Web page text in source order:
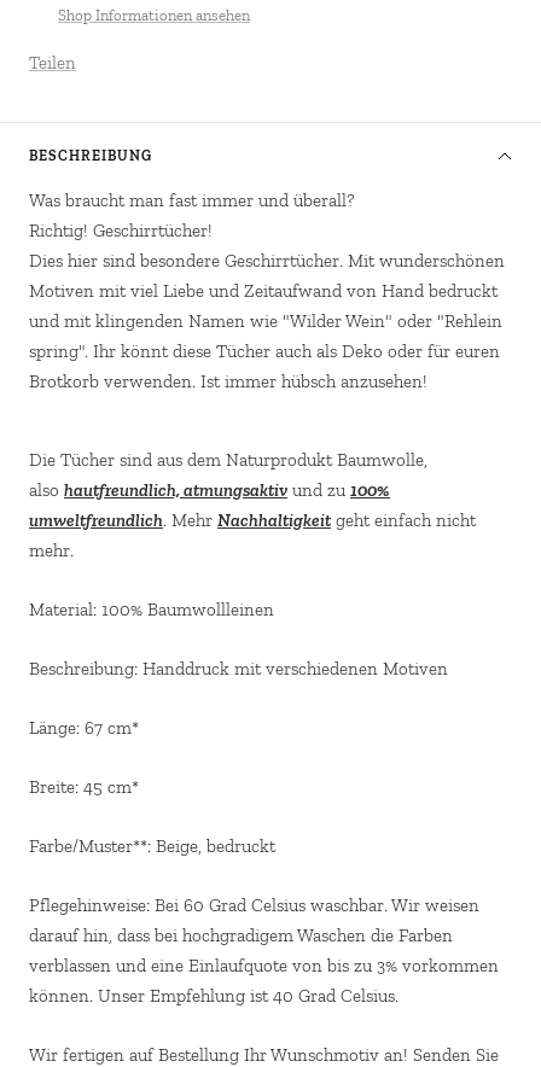
Shop Informationen ansehen
Teilen
BESCHREIBUNG
Was braucht man fast immer und überall?
Richtig! Geschirrtücher!
Dies hier sind besondere Geschirrtücher. Mit wunderschönen
Motiven mit viel Liebe und Zeitaufwand von Hand bedruckt
und mit klingenden Namen wie "Wilder Wein" oder "Rehlein
spring". Ihr könnt diese Tücher auch als Deko oder für euren
Brotkorb verwenden. Ist immer hübsch anzusehen!
Die Tücher sind aus dem Naturprodukt Baumwolle,
also hautfreundlich, atmungsaktiv und zu 100%
umweltfreundlich. Mehr Nachhaltigkeit geht einfach nicht
mehr.
Material: 100% Baumwollleinen
Beschreibung: Handdruck mit verschiedenen Motiven
Länge: 67 cm*
Breite: 45 cm*
Farbe/Muster**: Beige, bedruckt
Pflegehinweise: Bei 60 Grad Celsius waschbar. Wir weisen
darauf hin, dass bei hochgradigem Waschen die Farben
verblassen und eine Einlaufquote von bis zu 3% vorkommen
können. Unser Empfehlung ist 40 Grad Celsius.
Wir fertigen auf Bestellung Ihr Wunschmotiv an! Senden Sie